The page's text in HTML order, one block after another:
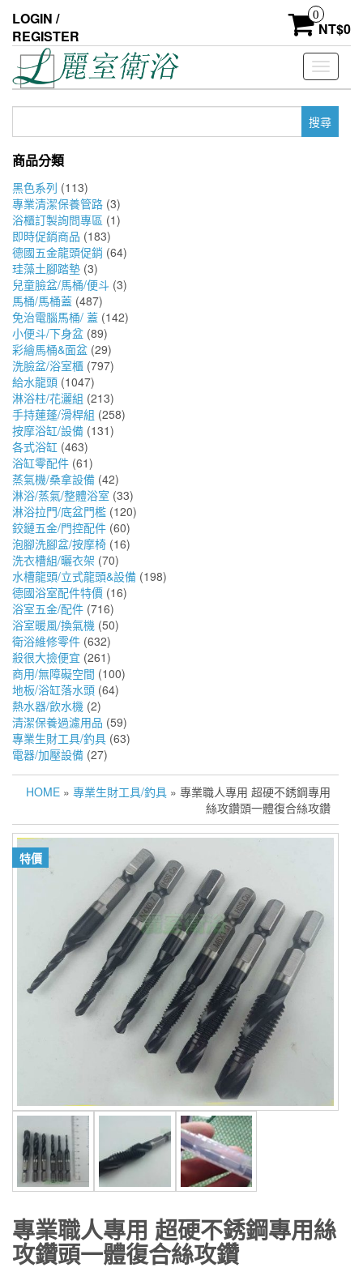
the
content
LOGIN /
REGISTER
0
NT$0
Toggle
鍵
商品分類
黑色系列 (113)
專業清潔保養管路 (3)
浴櫃訂製詢問專區 (1)
即時促銷商品 (183)
德國五金龍頭促銷 (64)
珪藻土腳踏墊 (3)
兒童臉盆/馬桶/便斗 (3)
馬桶/馬桶蓋 (487)
免治電腦馬桶/ 蓋 (142)
小便斗/下身盆 (89)
彩繪馬桶&面盆 (29)
洗臉盆/浴室櫃 (797)
給水龍頭 (1047)
淋浴柱/花灑組 (213)
手持蓮蓬/滑桿組 (258)
按摩浴缸/設備 (131)
各式浴缸 (463)
浴缸零配件 (61)
蒸氣機/桑拿設備 (42)
淋浴/蒸氣/整體浴室 (33)
淋浴拉門/底盆門檻 (120)
鉸鏈五金/門控配件 (60)
泡腳洗腳盆/按摩椅 (16)
洗衣槽組/曬衣架 (70)
水槽龍頭/立式龍頭&設備 (198)
德國浴室配件特價 (16)
浴室五金/配件 (716)
浴室暖風/換氣機 (50)
衛浴維修零件 (632)
殺很大撿便宜 (261)
商用/無障礙空間 (100)
地板/浴缸落水頭 (64)
熱水器/飲水機 (2)
清潔保養過濾用品 (59)
專業生財工具/釣具 (63)
電器/加壓設備 (27)
HOME » 專業生財工具/釣具 » 專業職人專用 超硬不銹鋼專用
絲攻鑽頭一體復合絲攻鑽
特價
專業職人專用 超硬不銹鋼專用絲
攻鑽頭一體復合絲攻鑽